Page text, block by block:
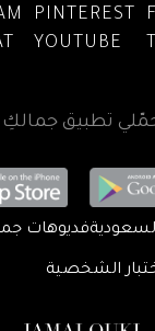
PINTEREST
YOUTUBE
تطبيق جمالكِ
فديوهات
الشخصية